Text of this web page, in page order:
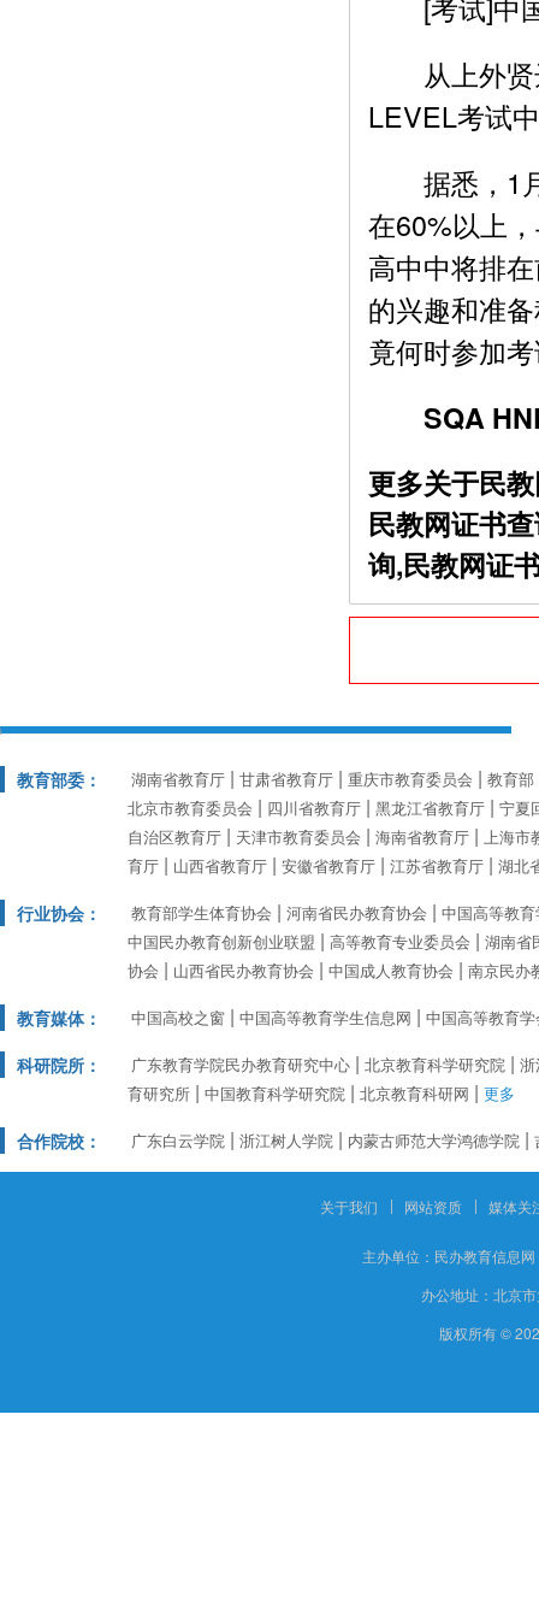
从上外贤
LEVEL考试
据悉，1月
在60%以上
高中中将排
的兴趣和准
竟何时参加
SQA
更多关于民
民教网证书
询,民教网证
教育部委： 湖南省教育厅 甘肃省教育厅 重庆市教育委员会
教育部
北京市教育委员会
四川省教育厅 黑龙江省教育厅
宁夏
自治区教育厅
天津市教育委员会 海南省教育厅
上海市
育厅
山西省教育厅 安徽省教育厅 江苏省教育厅 湖北
行业协会： 教育部学生体育协会 河南省民办教育协会
中国高等教
中国民办教育创新创业联盟
高等教育专业委员会
湖南省
协会
山西省民办教育协会 中国成人教育协会 南京民办
教育媒体： 中国高校之窗 中国高等教育学生信息网 中国高等教育
科研院所： 广东教育学院民办教育研究中心 北京教育科学研究院
育研究所
中国教育科学研究院 北京教育科研网 更多
合作院校： 广东白云学院 浙江树人学院 内蒙古师范大学鸿德学院
关于我们 网站资质 媒体关
主办单位： 民办教育信息网
办公地址： 北京
版权所有 ©